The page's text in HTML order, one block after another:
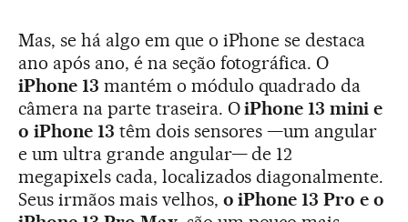
Mas, se há algo em que o iPhone se destaca
ano após ano, é na seção fotográfica. O
iPhone 13 mantém o módulo quadrado da
câmera na parte traseira. OiPhone 13 mini e
o iPhone 13 têm dois sensores —um angular
e um ultra grande angular— de 12
megapixels cada, localizados diagonalmente.
Seus irmãos mais velhos, o iPhone 13 Pro e o